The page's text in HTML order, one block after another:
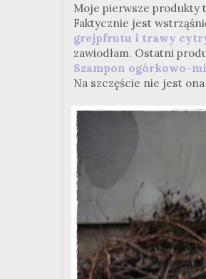
Moje pierwsze produkty
Faktycznie jest
grejpfrutu i trawy
zawiodłam. Ostatni
Szampon ogórkowo-
Na szczęście nie jest